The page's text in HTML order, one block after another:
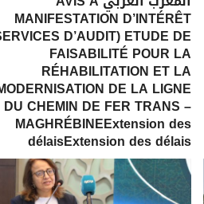
MANIFESTATION D’INTÉRÊT
D’AUDIT) ETUDE DE
FAISABILITÉ POUR LA
RÉHABILITATION ET LA
DE LA LIGNE
DU CHEMIN DE FER TRANS –
MAGHRÉBINEExtension des
délaisExtension des délais